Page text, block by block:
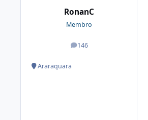
RonanC
Membro
146
posts
Araraquara